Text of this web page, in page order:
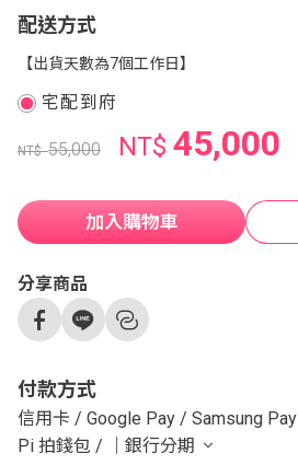
配送方式
【出貨天數為7個工作日】
宅配到府
NT$55,000 NT$ 45,000
加入購物車
分享商品
付款方式
信用卡 / Google Pay / Samsung Pay
Pi 拍錢包 / ｜銀行分期